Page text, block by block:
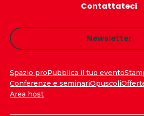
Contattateci
Newsletter
Spazio proPubblica il tuo evento
Conferenze e seminariOpuscoli
Area host